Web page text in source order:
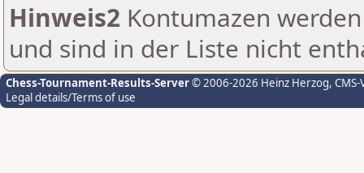
Hinweis2 Kontumazen
und sind in der Liste nicht
Chess-Tournament-Results-Server© 2006-2026 Heinz Herzog,
Legal details/Terms of use